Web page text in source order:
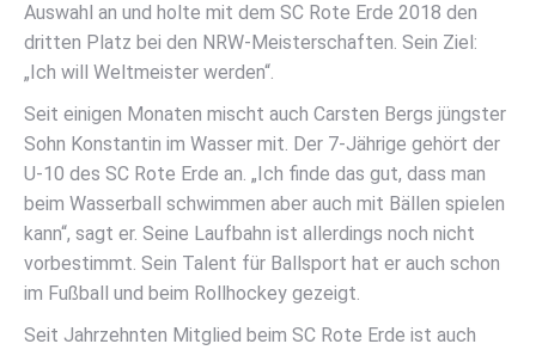
Auswahl an und holte mit dem SC Rote Erde 2018 den
dritten Platz bei den NRW-Meisterschaften. Sein Ziel:
„Ich will Weltmeister werden“.
Seit einigen Monaten mischt auch Carsten Bergs jüngster
Sohn Konstantin im Wasser mit. Der 7-Jährige gehört der
U-10 des SC Rote Erde an. „Ich finde das gut, dass man
beim Wasserball schwimmen aber auch mit Bällen spielen
kann“, sagt er. Seine Laufbahn ist allerdings noch nicht
vorbestimmt. Sein Talent für Ballsport hat er auch schon
im Fußball und beim Rollhockey gezeigt.
Seit Jahrzehnten Mitglied beim SC Rote Erde ist auch